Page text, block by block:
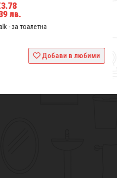
лв.
- за тоалетна
Добави в любими